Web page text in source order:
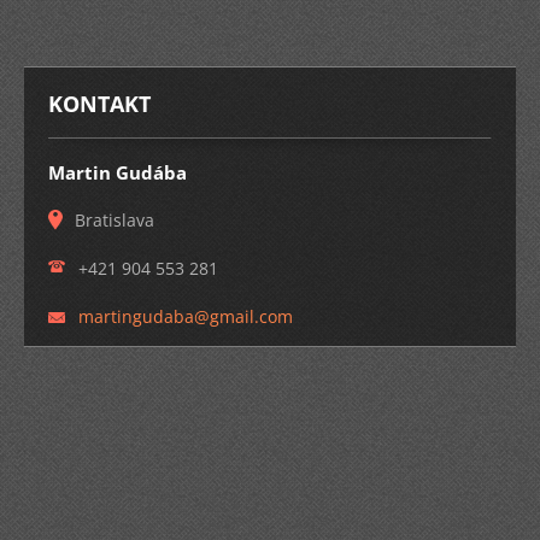
KONTAKT
Martin Gudába
Bratislava
+421 904 553 281
martingudaba@gmail.com